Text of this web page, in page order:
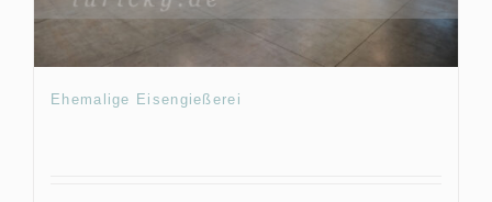
Ehemalige Eisengießerei